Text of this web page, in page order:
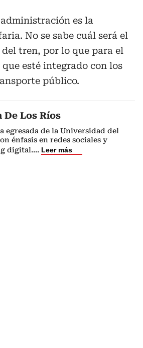
es la
No se sabe cuál será el
tren, por lo que para el
esté integrado con los
público.
De Los Ríos
egresada de la Universidad del
énfasis en redes sociales y
digital.... Leer más